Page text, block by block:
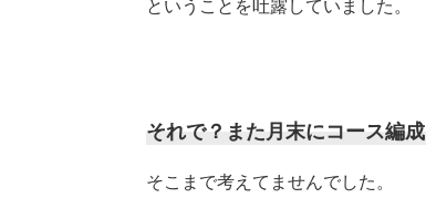
ということを吐露していました。
それで？また月末にコース編成
そこまで考えてませんでした。